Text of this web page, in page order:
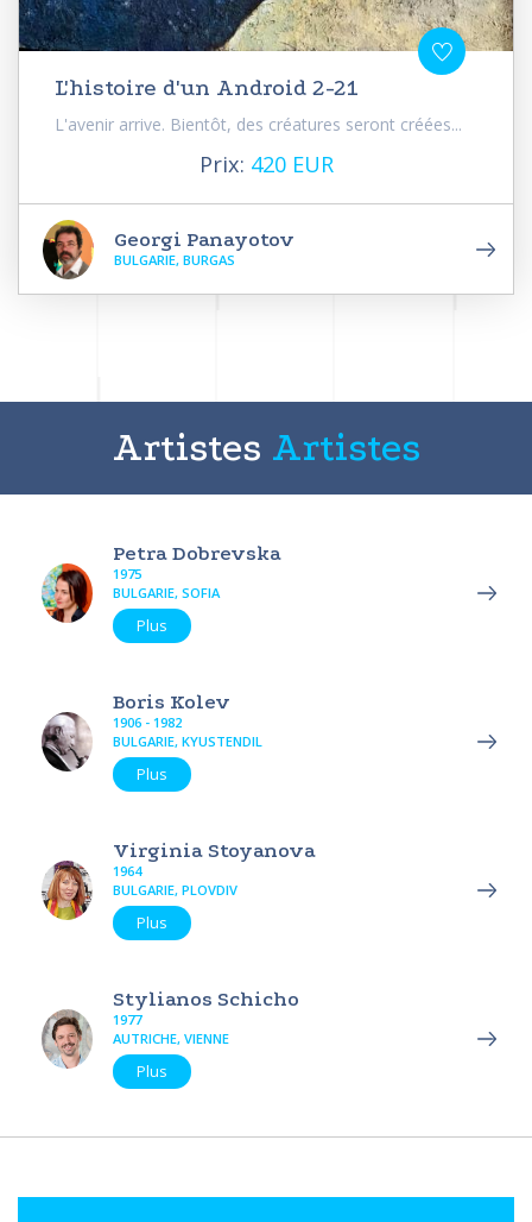
L'histoire d'un Android 2-21
L'avenir arrive. Bientôt, des créatures seront créées...
Prix: 420 EUR
Georgi Panayotov
BULGARIE, BURGAS
Artistes Artistes
Petra Dobrevska
1975
BULGARIE, SOFIA
Plus
Boris Kolev
1906 - 1982
BULGARIE, KYUSTENDIL
Plus
Virginia Stoyanova
1964
BULGARIE, PLOVDIV
Plus
Stylianos Schicho
1977
AUTRICHE, VIENNE
Plus